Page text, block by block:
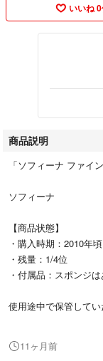
いいね
商品説明
「ソフィーナ ファイ
ソフィーナ
【商品状態】
・購入時期：2010年頃
・残量：1/4位
・付属品：スポンジは
使用途中で保管してい
購入から長い年月が
11ヶ月前